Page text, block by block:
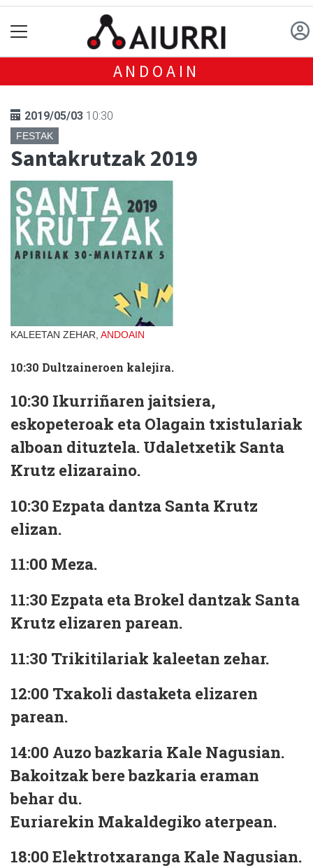
ANDOAIN
2019/05/03 10:30
FESTAK
Santakrutzak 2019
KALEETAN ZEHAR, ANDOAIN
10:30 Dultzaineroen kalejira.
10:30 Ikurriñaren jaitsiera,
eskopeteroak eta Olagain txistulariak
alboan dituztela. Udaletxetik Santa
Krutz elizaraino.
10:30 Ezpata dantza Santa Krutz
elizan.
11:00 Meza.
11:30 Ezpata eta Brokel dantzak Santa
Krutz elizaren parean.
11:30 Trikitilariak kaleetan zehar.
12:00 Txakoli dastaketa elizaren
parean.
14:00 Auzo bazkaria Kale Nagusian.
Bakoitzak bere bazkaria eraman
behar du.
Euriarekin Makaldegiko aterpean.
18:00 Elektrotxaranga Kale Nagusian.